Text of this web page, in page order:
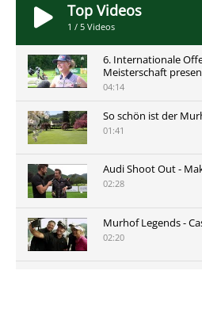
Top Videos
1 / 5 Videos
6. Internationale
Meisterschaft
04:14
So schön ist der
01:41
Audi Shoot Out -
02:28
Murhof Legends -
02:20